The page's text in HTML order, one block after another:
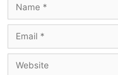
Thaenilae nanainthathammaa
Paalilae pazham vizhundhu